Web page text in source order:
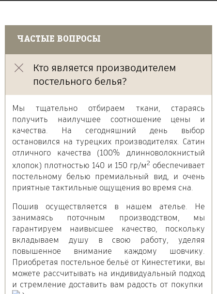
ЧАСТЫЕ ВОПРОСЫ
Кто является производителем
постельного белья?
Мы тщательно отбираем ткани, стараясь
получить наилучшее соотношение цены и
качества. На сегодняшний день выбор
остановился на турецких производителях. Сатин
отличного качества (100% длинноволокнистый
хлопок) плотностью 140 и 150 гр/м2 обеспечивает
постельному белью премиальный вид, и очень
приятные тактильные ощущения во время сна.
Пошив осуществляется в нашем ателье. Не
занимаясь поточным производством, мы
гарантируем наивысшее качество, поскольку
вкладываем душу в свою работу, уделяя
повышенное внимание каждому шовчику.
Приобретая постельное бельё от Кинестетики, вы
можете рассчитывать на индивидуальный подход
и стремление доставить вам радость от покупки